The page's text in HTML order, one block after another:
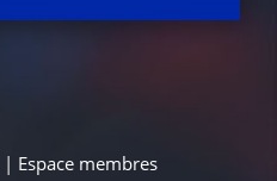
| Espace membres